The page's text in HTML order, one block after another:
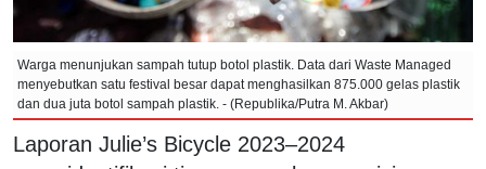
Warga menunjukan sampah tutup botol plastik. Data dari Waste Managed
menyebutkan satu festival besar dapat menghasilkan 875.000 gelas plastik
dan dua juta botol sampah plastik. - (Republika/Putra M. Akbar)
Laporan Julie’s Bicycle 2023–2024